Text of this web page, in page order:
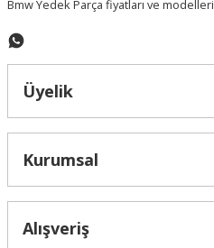
Bmw Yedek Parça fiyatları ve modelleri
Üyelik
Kurumsal
Alışveriş